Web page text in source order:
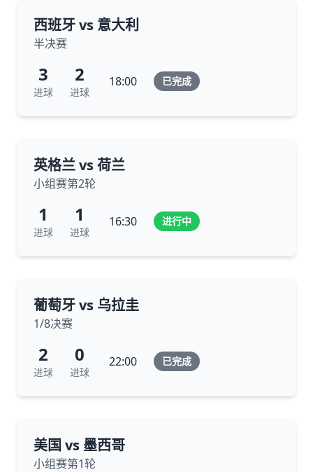
西班牙 vs 意大利
半决赛
3
进球
2
进球
18:00 已完成
英格兰 vs 荷兰
小组赛第2轮
1
进球
1
进球
16:30 进行中
葡萄牙 vs 乌拉圭
1/8决赛
2
进球
0
进球
22:00 已完成
美国 vs 墨西哥
小组赛第1轮